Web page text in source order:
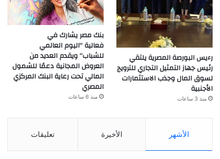
رءيس البورصة المصرية يلتقي
رئيس جهاز التمثيل التجاري للترويج
لسوق المال وجذب الاستثمارات
الأجنبية
منذ 3 ساعات
بنك مصر يشارك في
فعالية “اليوم العالمي
للشباب” ويقدم العديد من
العروض المجانية دعمًا للشمول
المالي تحت رعاية البنك المركزي
المصري
منذ 6 ساعات
الأشهر الأخيرة تعليقات